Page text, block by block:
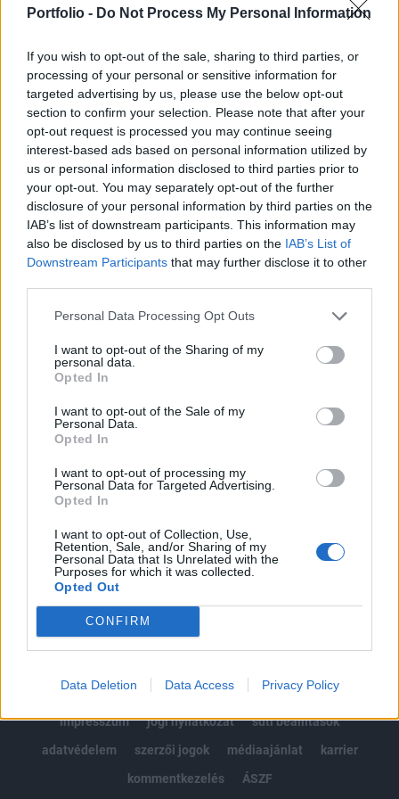
Portfolio - Do Not Process My Personal Information
If you wish to opt-out of the sale, sharing to third parties, or
processing of your personal or sensitive information for
targeted advertising by us, please use the below opt-out
section to confirm your selection. Please note that after your
opt-out request is processed you may continue seeing
interest-based ads based on personal information utilized by
us or personal information disclosed to third parties prior to
your opt-out. You may separately opt-out of the further
disclosure of your personal information by third parties on the
IAB’s list of downstream participants. This information may
also be disclosed by us to third parties on the IAB’s List of
Downstream Participants that may further disclose it to other
Personal Data Processing Opt Outs
I want to opt-out of the Sharing of my
personal data.
Opted In
I want to opt-out of the Sale of my
Personal Data.
Opted In
I want to opt-out of processing my
Personal Data for Targeted Advertising.
Opted In
I want to opt-out of Collection, Use,
Retention, Sale, and/or Sharing of my
Personal Data that Is Unrelated with the
Purposes for which it was collected.
Opted Out
CONFIRM
Data Deletion Data Access Privacy Policy
kizárt, hogy 2013 közepét követően is nulla
Bernanke nem elégedett Közel két órával a közlemény
megjelenését követően Ben Bernake újságírók előtt számolt
be a gzadaság aktuális helyzetéről, és arról, hogy milyen
növekedéssel, inflációval, és munkanélküliséggel számol a
jegybanki elemző stáb a következő negyedévekben. A
gazdasági kilátások kapcsán egy újságírói kérdésre
válaszolva azt mondta...
KEDVES OLVASÓNK!
tartozik, melynek olvasása előfizetéses
regisztrációhoz kötött.
Az előfizetés a következőket tartalmazza:
Kötéslisták: BÉT elmúlt 2 év napon belüli
kötéslistái
Előfizetés
MÁR ELŐFIZETŐNK VAGY?BEJELENTKEZÉS
© 2026 Portfolio
impresszum
jogi nyilatkozat
süti beállítások
adatvédelem
szerzői jogok médiaajánlat
karrier
kommentkezelés
ÁSZF